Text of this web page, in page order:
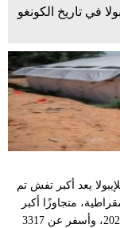
في تاريخ الكونغو
يعد أكبر تفش تم
متجاوزًا أكبر
تفش سابق، والذي حدث من عام 2018 إلى عام 2020، وأسفر عن 3317